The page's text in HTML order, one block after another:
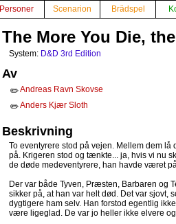
Personer Scenarion Brädspel
The More You Die,
System: D&D 3rd Edition
Av
✏️Andreas Ravn Skovse
✏️Anders Kjær Sloth
Beskrivning
To eventyrere stod på vejen. Mellem dem
på. Krigeren stod og tænkte... ja, hvis vi nu
de døde medeventyrere, han havde været
Der var både Tyven, Præsten, Barbaren og
sikker på, at han var helt død. Det var sjovt,
dygtigere ham selv. Han forstod egentlig
være ligeglad. De var jo heller ikke elvere